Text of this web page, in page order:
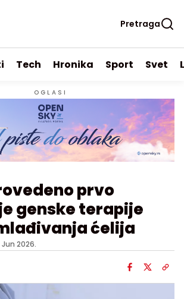
Pretraga
Tech Hronika Sport Svet
OGLASI
prvo
genske terapije
ćelija
Jun 2026.